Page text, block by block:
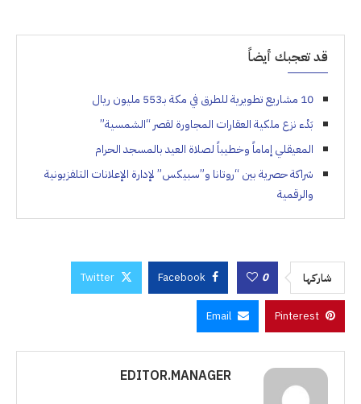
قد تعجبك أيضاً
10 مشاريع تطويرية للطرق في مكة بـ553 مليون ريال
بَدْء نزع ملكية العقارات المجاورة لقصر “الشمسية”
المعيقلي إماماً وخطيباً لصلاة العيد بالمسجد الحرام
شراكة حصرية بين “روتانا و”سبيكس” لإدارة الإعلانات التلفزيونية
والرقمية
شاركها 0
Facebook
Twitter
Pinterest
Email
EDITOR.MANAGER